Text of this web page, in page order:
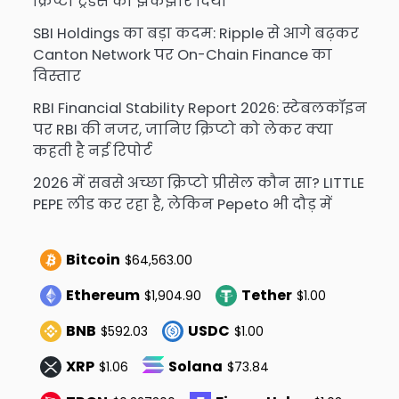
SBI Holdings का बड़ा कदम: Ripple से आगे बढ़कर
Canton Network पर On-Chain Finance का
विस्तार
RBI Financial Stability Report 2026: स्टेबलकॉइन
पर RBI की नजर, जानिए क्रिप्टो को लेकर क्या
कहती है नई रिपोर्ट
2026 में सबसे अच्छा क्रिप्टो प्रीसेल कौन सा? LITTLE
PEPE लीड कर रहा है, लेकिन Pepeto भी दौड़ में
Bitcoin $64,563.00
Ethereum $1,904.90 Tether $1.00
BNB $592.03 USDC $1.00
XRP $1.06 Solana $73.84